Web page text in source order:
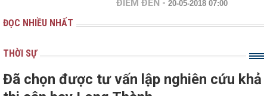
ĐIỂM ĐẾN -20-05-2018 07:00
ĐỌC NHIỀU NHẤT
THỜI SỰ
Đã chọn được tư vấn lập nghiên cứu khả